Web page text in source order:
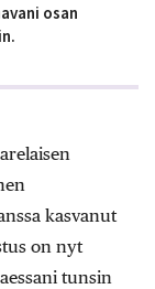
osan
kasvanut
on nyt
tunsin